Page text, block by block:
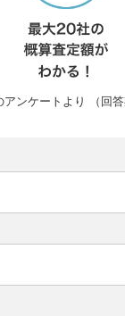
ンケートより （回